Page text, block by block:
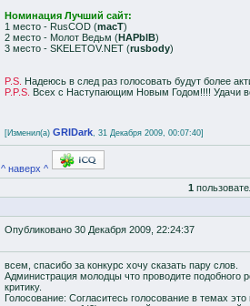
Номинация Лучший сайт:
1 место - RusCOD (macT)
2 место - Молот Ведьм (HAPblB)
3 место - SKELETOV.NET (rusbody)
P.S. Надеюсь в след раз голосовать будут более
P.P.S. Всех с Наступающим Новым Годом!!!! Удачи
[Изменил(а) GRIDark, 31 Декабря 2009, 00:07:40]
^ наверх ^
1
Опубликовано 30 Декабря 2009, 22:24:37
всем, спасибо за конкурс хочу сказать пару слов.
Администрация молодцы что проводите подобного
критику.
Голосование: Согласитесь голосование в темах